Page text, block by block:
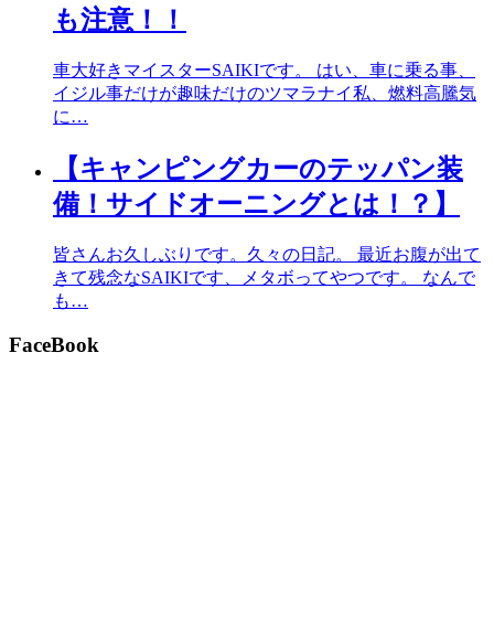
も注意！！
車大好きマイスターSAIKIです。 はい、車に乗る事、
イジル事だけが趣味だけのツマラナイ私、燃料高騰気
に…
【キャンピングカーのテッパン装
備！サイドオーニングとは！？】
皆さんお久しぶりです。久々の日記。 最近お腹が出て
きて残念なSAIKIです、メタボってやつです。 なんで
も…
FaceBook